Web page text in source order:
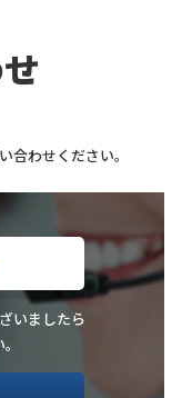
合わせください。
いましたら